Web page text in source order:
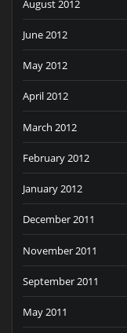
August 2012
June 2012
May 2012
April 2012
March 2012
February 2012
January 2012
December 2011
November 2011
September 2011
May 2011